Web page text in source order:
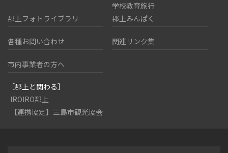
郡上フォトライブラリ
学校教育旅行
郡上みんぱく
各種お問い合わせ 関連リンク集
市内事業者の方へ
［郡上と関わる］
IROIRO郡上
【連携協定】三島市観光協会